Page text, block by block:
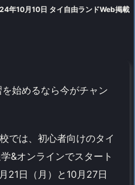
年10月10日 タイ自由ランドWeb掲載
を始めるなら今がチャン
では、初心者向けのタイ
&オンラインでスタート
21日（月）と10月27日